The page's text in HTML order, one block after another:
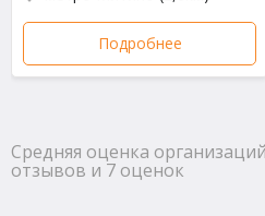
показуха , денег на ветер
, бассейн грязный пахнет
Мария о Кедровая баня
Поддерживаю за то же, что и
Подробнее
Средняя оценка
отзывов и 7 оценок